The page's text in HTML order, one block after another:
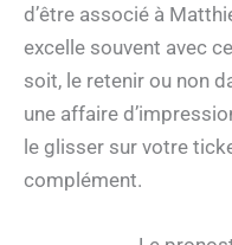
d’être associé à
excelle souvent avec
soit, le retenir ou non
une affaire
le glisser sur votre
complément.